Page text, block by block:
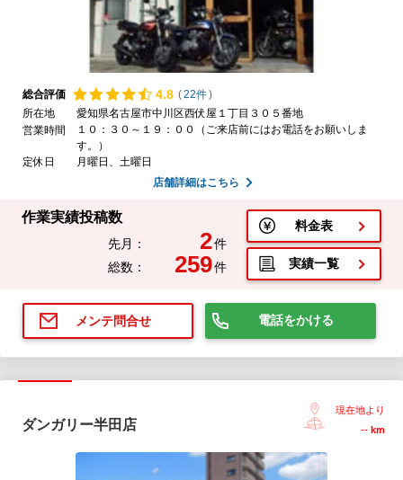
総合評価 4.8 (22件)
所在地
愛知県名古屋市中川区西伏屋１丁目３０５番地
営業時間
１０：３０～１９：００（ご来店前にはお電話をお願いしま
す。）
定休日
月曜日、土曜日
店舗詳細はこちら
作業実績投稿数
先月： 2件
総数：
259件
料金表
実績一覧
メンテ問合せ 電話をかける
ダンガリー半田店
現在地より
-- km